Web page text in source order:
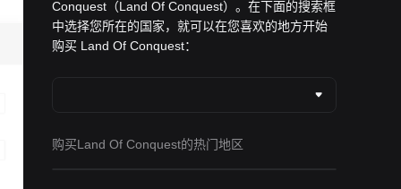
Conquest（Land Of Conquest）。在下面的搜索框
中选择您所在的国家，就可以在您喜欢的地方开始
购买 Land Of Conquest：
购买Land Of Conquest的热门地区